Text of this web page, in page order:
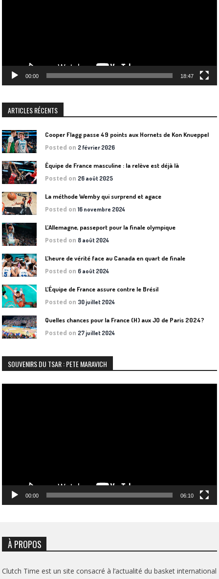
00:00 18:47
ARTICLES RÉCENTS
Cooper Flagg passe 49 points aux Hornets de Kon Knueppel
Posted on 2 février 2026
Équipe de France masculine : la relève est déjà là
Posted on 26 août 2025
La méthode Wemby qui surprend et agace
Posted on16 novembre 2024
L’Allemagne, passeport pour la finale olympique
Posted on 8 août 2024
L’heure de vérité face au Canada en quart de finale
Posted on 6 août 2024
L’Équipe de France assure contre le Brésil
Posted on 30 juillet 2024
Quelles chances pour la France (H) aux JO de Paris 2024?
Posted on 27 juillet 2024
SOUVENIRS DU TSAR : PETE MARAVICH
00:00 06:10
À PROPOS
Clutch Time est un site consacré à l’actualité du basket international